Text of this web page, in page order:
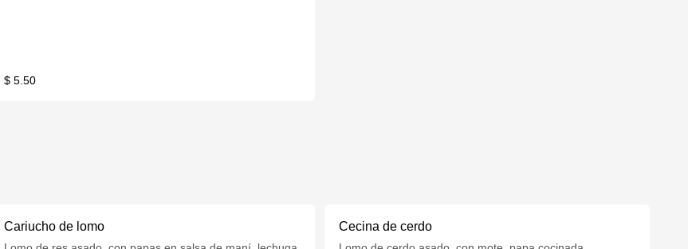
$ 5.50
Cariucho de lomo Cecina de cerdo